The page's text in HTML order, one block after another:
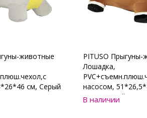
животные
см, Серый
PITUSO Прыгуны-
Лошадка,
насосом,
Коричневый
В наличии